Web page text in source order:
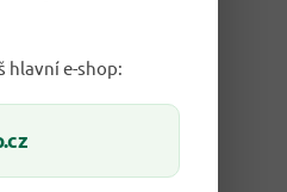
hlavní e-shop: